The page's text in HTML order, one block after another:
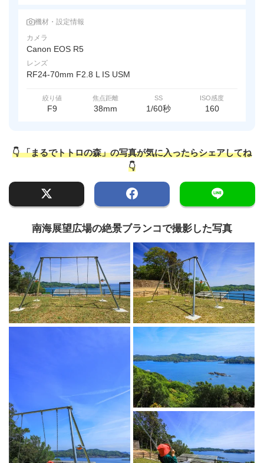
機材・設定情報
カメラ
Canon EOS R5
レンズ
RF24-70mm F2.8 L IS USM
絞り値
F9
焦点距離
38mm
SS
1/60秒
ISO感度
160
👇 「まるでトトロの森」の写真が気に入ったらシェアしてね
👇
南海展望広場の絶景ブランコで撮影した写真